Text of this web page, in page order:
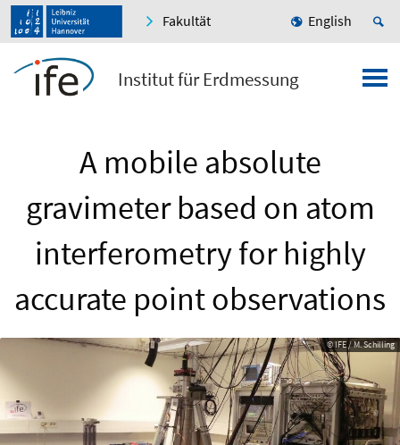
Fakultät English
Institut für Erdmessung
A mobile absolute
gravimeter based on atom
interferometry for highly
accurate point observations
© IFE / M. Schilling